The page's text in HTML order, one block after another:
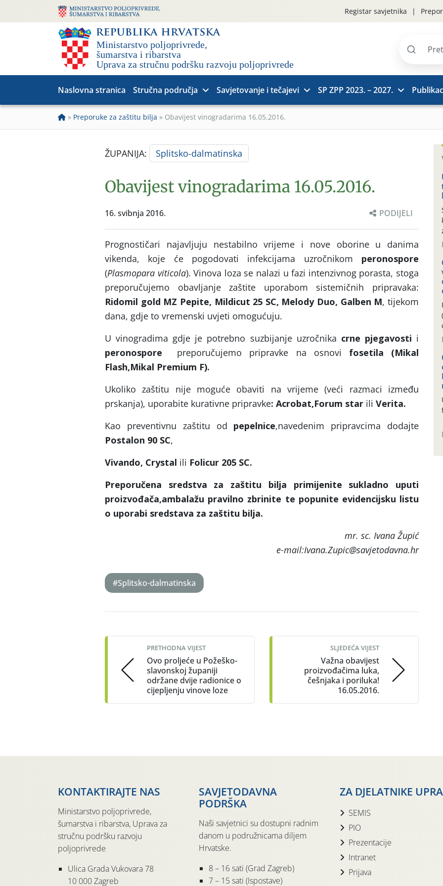
Registar savjetnika
Pretraži
Naslovna stranica Stručna područja Savjetovanje i tečajevi SP ZPP 2023. – 2027.
» Preporuke za zaštitu bilja » Obavijest vinogradarima 16.05.2016.
ŽUPANIJA: Splitsko-dalmatinska
Obavijest vinogradarima 16.05.2016.
16. svibnja 2016. PODIJELI
Prognostičari najavljuju nestabilno vrijeme i nove oborine u danima
vikenda, koje će pogodovati infekcijama uzročnikom peronospore
(Plasmopara viticola). Vinova loza se nalazi u fazi intenzivnog porasta, stoga
preporučujemo obavljanje zaštite uporabom sistemičnih pripravaka:
Ridomil gold MZ Pepite, Mildicut 25 SC, Melody Duo, Galben M, tijekom
dana, gdje to vremenski uvjeti omogućuju.
U vinogradima gdje je potrebno suzbijanje uzročnika crne pjegavosti i
peronospore preporučujemo pripravke na osnovi fosetila (Mikal
Flash,Mikal Premium F).
Ukoliko zaštitu nije moguće obaviti na vrijeme (veći razmaci između
prskanja), uporabite kurativne pripravke: Acrobat,Forum star ili Verita.
Kao preventivnu zaštitu od pepelnice,navedenim pripravcima dodajte
Postalon 90 SC,
Vivando, Crystal ili Folicur 205 SC.
Preporučena sredstva za zaštitu bilja primijenite sukladno uputi
proizvođača,ambalažu pravilno zbrinite te popunite evidencijsku listu
o uporabi sredstava za zaštitu bilja.
mr. sc. Ivana Župić
e-mail:Ivana.Zupic@savjetodavna.hr
#Splitsko-dalmatinska
navigation
PRETHODNA VIJEST
Ovo proljeće u Požeško-
slavonskoj županiji
održane dvije radionice o
cijepljenju vinove loze
SLJEDEĆA VIJEST
Važna obavijest
proizvođačima luka,
češnjaka i poriluka!
16.05.2016.
KONTAKTIRAJTE NAS
Ministarstvo poljoprivrede,
šumarstva i ribarstva, Uprava za
stručnu podršku razvoju
poljoprivrede
Ulica Grada Vukovara 78
10 000 Zagreb
SAVJETODAVNA
PODRŠKA
Naši savjetnici su dostupni radnim
danom u podružnicama diljem
Hrvatske.
8 – 16 sati (Grad Zagreb)
7 – 15 sati (Ispostave)
ZA DJELATNIKE
SEMIS
PIO
Prezentacije
Intranet
Prijava